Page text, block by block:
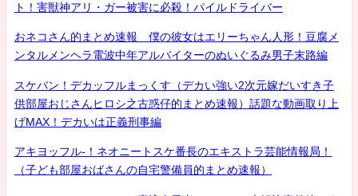
ト！害獣神アリ・ガー被害に必殺！パイルドライバー
おネコさん的まとめ速報 僕の彼女はエリーちゃん人形！豆腐メ
ンタルメンヘラ電波中年アルバイターのぬいぐるみ男子末路編
スケバン！デカッフルまっくす（デカい強い2次元嫁だいすき子
供部屋おじさんヒロシ之古惑仔的まとめ速報）話題な動画取り上
げMAX！デカいは正義刑事編
アキヨッフル-！ネオニートスケ番長のエキストラ芸能情報局！
（子ども部屋おばさんの自宅警備員的まとめ速報）